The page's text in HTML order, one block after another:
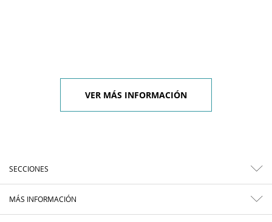
VER MÁS INFORMACIÓN
SECCIONES
MÁS INFORMACIÓN